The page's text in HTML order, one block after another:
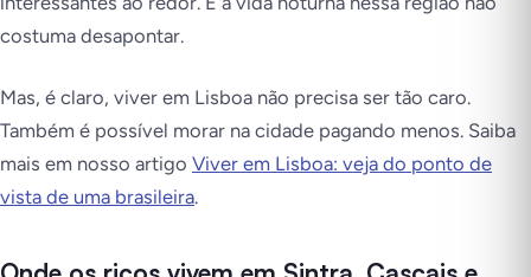
costuma desapontar.
Mas, é claro, viver em Lisboa não precisa ser tão caro.
Também é possível morar na cidade pagando menos. Saiba
mais em nosso artigo Viver em Lisboa: veja do ponto de
vista de uma brasileira.